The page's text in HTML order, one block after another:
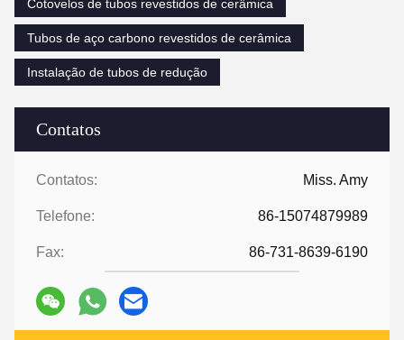
Contatos
Contatos: Miss. Amy
Telefone: 86-15074879989
Fax: 86-731-8639-6190
Cotovelos de tubos revestidos de cerâmica
Tubos de aço carbono revestidos de cerâmica
Instalação de tubos de redução